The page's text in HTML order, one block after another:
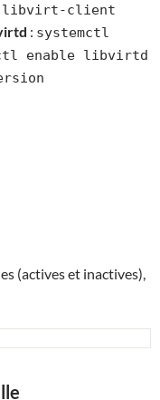
libvirt-client
: systemctl
enable libvirtd
(actives et inactives),